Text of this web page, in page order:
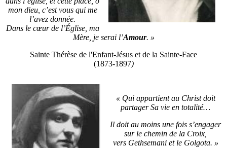
mon dieu, c’est vous qui me
l’avez donnée.
Dans le cœur de l’Église, ma
Mère, je serai l’Amour. »
Sainte Thérèse de l'Enfant-Jésus et de la Sainte-Face
(1873-1897)
« Qui appartient au Christ doit
partager Sa vie en totalité…
Il doit au moins une fois s’engager
sur le chemin de la Croix,
vers Gethsemani et le Golgota. »